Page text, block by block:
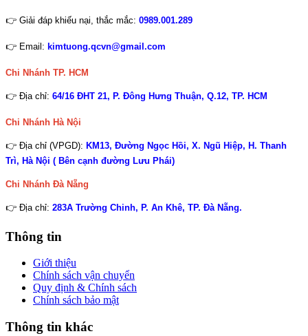
👉 Giải đáp khiếu nại, thắc mắc: 0989.001.289
👉 Email: kimtuong.qcvn@gmail.com
Chi Nhánh TP. HCM
👉 Địa chỉ: 64/16 ĐHT 21, P. Đông Hưng Thuận, Q.12, TP. HCM
Chi Nhánh Hà Nội
👉 Địa chỉ (VPGD): KM13, Đường Ngọc Hồi, X. Ngũ Hiệp, H. Thanh
Trì, Hà Nội ( Bên cạnh đường Lưu Phái)
Chi Nhánh Đà Nẵng
👉 Địa chỉ: 283A Trường Chinh, P. An Khê, TP. Đà Nẵng.
Thông tin
Giới thiệu
Chính sách vận chuyển
Quy định & Chính sách
Chính sách bảo mật
Thông tin khác